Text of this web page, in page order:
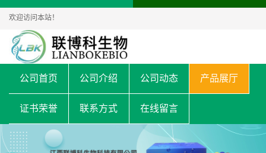
欢迎访问本站！
公司首页 公司介绍 公司动态 产品展厅
证书荣誉 联系方式 在线留言